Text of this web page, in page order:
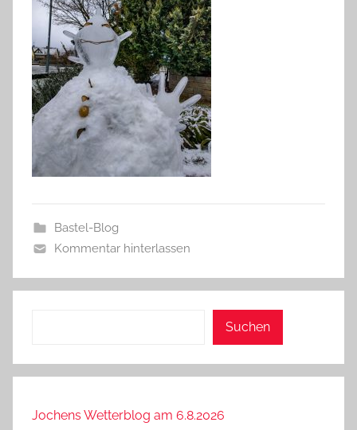
Bastel-Blog
Kommentar hinterlassen
Suchen
Jochens Wetterblog am 6.8.2026